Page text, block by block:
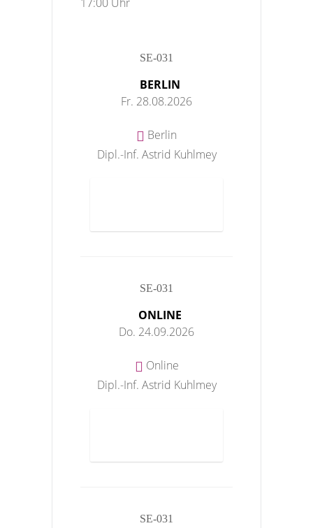
SE-031
BERLIN
Fr. 28.08.2026
Berlin
Dipl.-Inf. Astrid Kuhlmey
SE-031
ONLINE
Do. 24.09.2026
Online
Dipl.-Inf. Astrid Kuhlmey
SE-031